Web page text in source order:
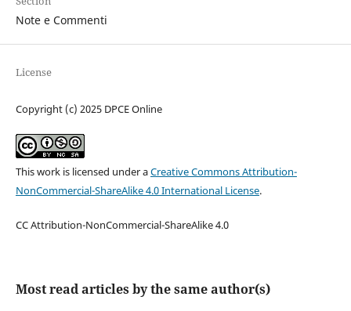
Note e Commenti
License
Copyright (c) 2025 DPCE Online
This work is licensed under aCreative Commons Attribution-
NonCommercial-ShareAlike 4.0 International License.
CC Attribution-NonCommercial-ShareAlike 4.0
Most read articles by the same author(s)